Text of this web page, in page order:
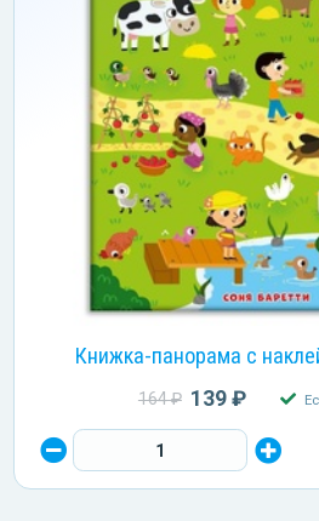
Книжка-панорама с
164 ₽ 139 ₽